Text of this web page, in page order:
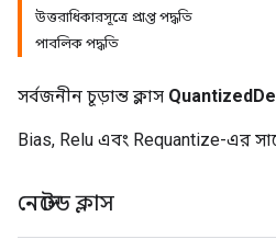
উত্তরাধিকারসূত্রে প্রাপ্ত পদ্ধতি
পাবলিক পদ্ধতি
সর্বজনীন চূড়ান্ত ক্লাস
Bias, Relu এবং Requantize-এর
নেস্টেড ক্লাস